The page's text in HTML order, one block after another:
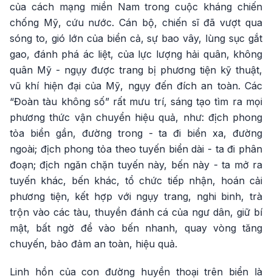
của cách mạng miền Nam trong cuộc kháng chiến
chống Mỹ, cứu nước. Cán bộ, chiến sĩ đã vượt qua
sóng to, gió lớn của biển cả, sự bao vây, lùng sục gắt
gao, đánh phá ác liệt, của lực lượng hải quân, không
quân Mỹ - ngụy được trang bị phương tiện kỹ thuật,
vũ khí hiện đại của Mỹ, ngụy đến đích an toàn. Các
“Đoàn tàu không số” rất mưu trí, sáng tạo tìm ra mọi
phương thức vận chuyển hiệu quả, như: địch phong
tỏa biển gần, đường trong - ta đi biển xa, đường
ngoài; địch phong tỏa theo tuyến biển dài - ta đi phân
đoạn; địch ngăn chặn tuyến này, bến này - ta mở ra
tuyến khác, bến khác, tổ chức tiếp nhận, hoán cải
phương tiện, kết hợp với ngụy trang, nghi binh, trà
trộn vào các tàu, thuyền đánh cá của ngư dân, giữ bí
mật, bất ngờ để vào bến nhanh, quay vòng tăng
chuyến, bảo đảm an toàn, hiệu quả.
Linh hồn của con đường huyền thoại trên biển là